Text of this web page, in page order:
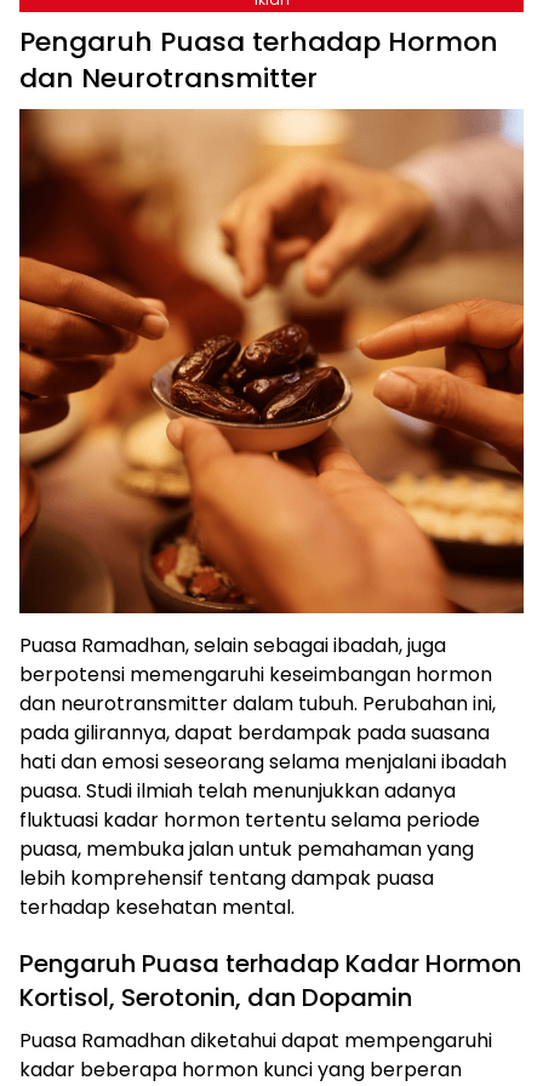
Pengaruh Puasa terhadap Hormon
dan Neurotransmitter
Puasa Ramadhan, selain sebagai ibadah, juga
berpotensi memengaruhi keseimbangan hormon
dan neurotransmitter dalam tubuh. Perubahan ini,
pada gilirannya, dapat berdampak pada suasana
hati dan emosi seseorang selama menjalani ibadah
puasa. Studi ilmiah telah menunjukkan adanya
fluktuasi kadar hormon tertentu selama periode
puasa, membuka jalan untuk pemahaman yang
lebih komprehensif tentang dampak puasa
terhadap kesehatan mental.
Pengaruh Puasa terhadap Kadar Hormon
Kortisol, Serotonin, dan Dopamin
Puasa Ramadhan diketahui dapat mempengaruhi
kadar beberapa hormon kunci yang berperan